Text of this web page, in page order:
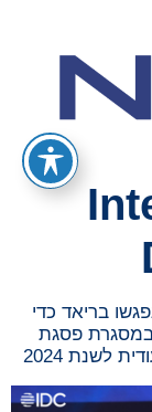
נפגשו בריאד כדי
במסגרת פסגת